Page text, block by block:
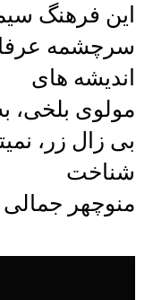
این فرهنگ
سرچشمه
اندیشه های
مولوی بلخی،
بی زال زر،
شناخت
منوچهر جمالی